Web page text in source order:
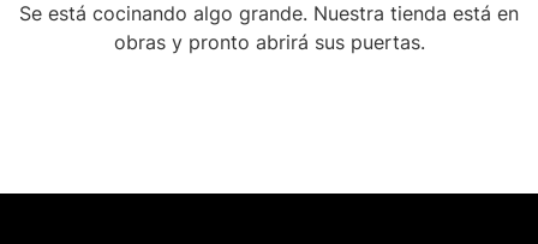
Se está cocinando algo grande. Nuestra tienda está en
obras y pronto abrirá sus puertas.